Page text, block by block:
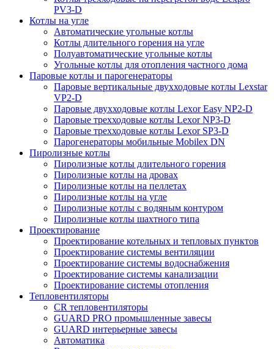
PV3-D
Котлы на угле
Автоматические угольные котлы
Котлы длительного горения на угле
Полуавтоматические угольные котлы
Угольные котлы для отопления частного дома
Паровые котлы и парогенераторы
Паровые вертикальные двухходовые котлы Lexstar
VP2-D
Паровые двухходовые котлы Lexor Easy NP2-D
Паровые трехходовые котлы Lexor NP3-D
Паровые трехходовые котлы Lexor SP3-D
Парогенераторы мобильные Mobilex DN
Пиролизные котлы
Пиролизные котлы длительного горения
Пиролизные котлы на дровах
Пиролизные котлы на пеллетах
Пиролизные котлы на угле
Пиролизные котлы с водяным контуром
Пиролизные котлы шахтного типа
Проектирование
Проектирование котельных и тепловых пунктов
Проектирование системы вентиляции
Проектирование системы водоснабжения
Проектирование системы канализации
Проектирование системы отопления
Тепловентиляторы
CR тепловентиляторы
GUARD PRO промышленные завесы
GUARD интерьерные завесы
Автоматика